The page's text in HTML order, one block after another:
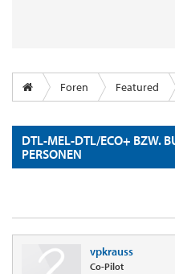
Foren Featured
DTL-MEL-DTL/ECO+ BZW.
PERSONEN
vpkrauss
Co-Pilot